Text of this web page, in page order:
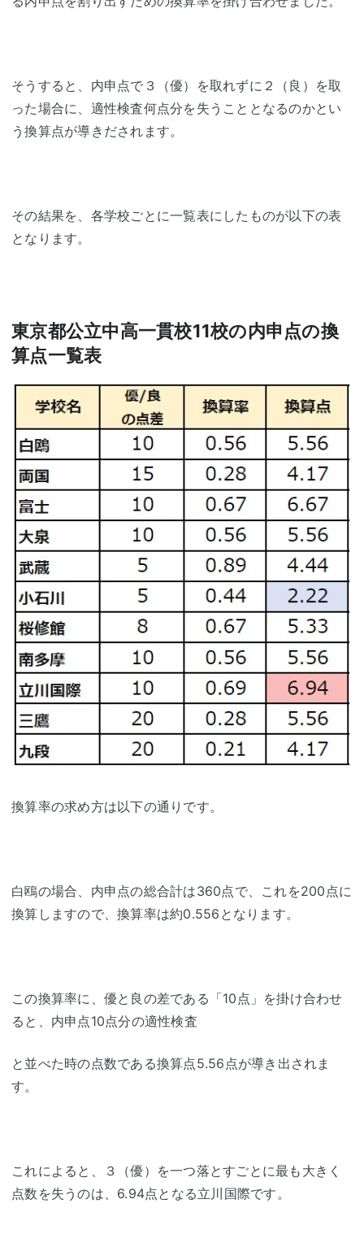
そうすると、内申点で３（優）を取れずに２（良）を取
った場合に、適性検査何点分を失うこととなるのかとい
う換算点が導きだされます。
その結果を、各学校ごとに一覧表にしたものが以下の表
となります。
東京都公立中高一貫校11校の内申点の換
算点一覧表
換算率の求め方は以下の通りです。
白鴎の場合、内申点の総合計は360点で、これを200点に
換算しますので、換算率は約0.556となります。
この換算率に、優と良の差である「10点」を掛け合わせ
ると、内申点10点分の適性検査
と並べた時の点数である換算点5.56点が導き出されま
す。
これによると、３（優）を一つ落とすごとに最も大きく
点数を失うのは、6.94点となる立川国際です。